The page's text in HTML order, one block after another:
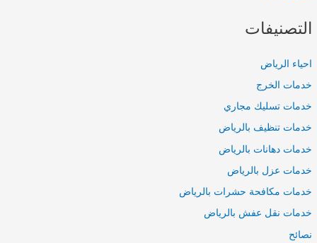
التصنيفات
احياء الرياض
خدمات الخرج
خدمات تسليك مجاري
خدمات تنظيف بالرياض
خدمات دهانات بالرياض
خدمات عزل بالرياض
خدمات مكافحة حشرات بالرياض
خدمات نقل عفش بالرياض
نصائح